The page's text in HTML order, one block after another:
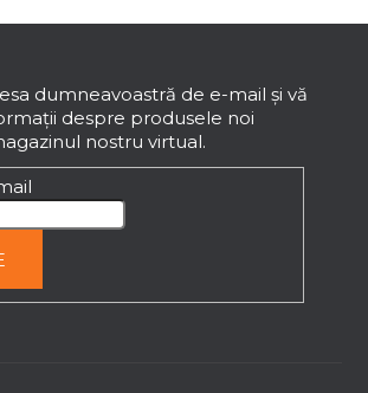
dumneavoastră de e-mail şi vă
despre produsele noi
nostru virtual.